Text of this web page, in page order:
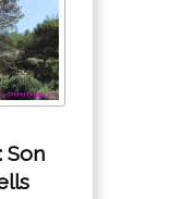
Son